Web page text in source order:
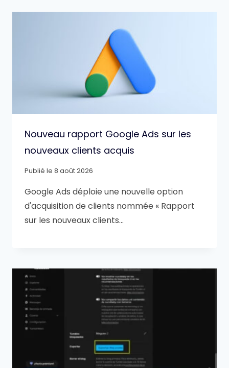
Nouveau rapport Google Ads sur les
nouveaux clients acquis
Publié le 8 août 2026
Google Ads déploie une nouvelle option
d'acquisition de clients nommée « Rapport
sur les nouveaux clients…